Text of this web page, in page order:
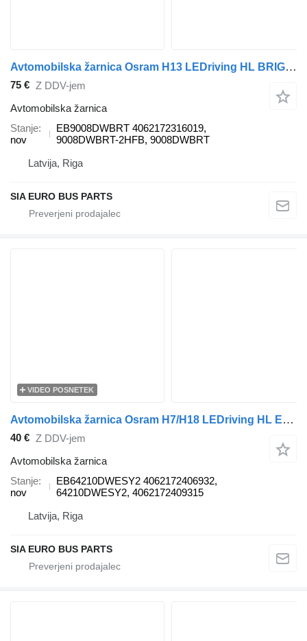
Avtomobilska žarnica Osram H13 LEDriving HL BRIGHT EB9008DWBRT za vozilo
75 € Z DDV-jem
Avtomobilska žarnica
Stanje
nov
EB9008DWBRT 4062172316019,
9008DWBRT-2HFB, 9008DWBRT
Latvija, Riga
SIA EURO BUS PARTS
VIDEO POSNETEK
Avtomobilska žarnica Osram H7/H18 LEDriving HL EASY GEN 2 EB64210DWESY2 za vozilo
40 € Z DDV-jem
Avtomobilska žarnica
Stanje
nov
EB64210DWESY2 4062172406932,
64210DWESY2, 4062172409315
Latvija, Riga
SIA EURO BUS PARTS